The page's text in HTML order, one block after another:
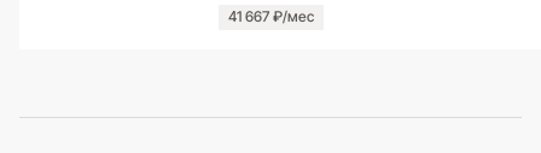
41 667 ₽/мес